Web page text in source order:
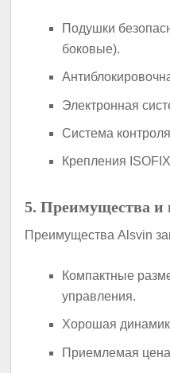
Подушки
боковые).
Электронная
Система
Крепления
5. Преимущества и
Преимущества Alsvin
Компактные
управления.
Хорошая
Приемлемая цена